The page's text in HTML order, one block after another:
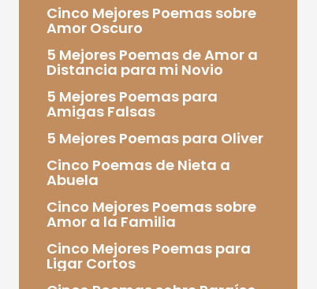
Cinco Mejores Poemas sobre
Amor Oscuro
5 Mejores Poemas de Amor a
Distancia para mi Novio
5 Mejores Poemas para
Amigas Falsas
5 Mejores Poemas para Oliver
Cinco Poemas de Nieta a
Abuela
Cinco Mejores Poemas sobre
Amor a la Familia
Cinco Mejores Poemas para
Ligar Cortos